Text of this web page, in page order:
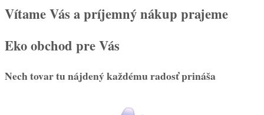
Vítame Vás a príjemný nákup prajeme
Eko obchod pre Vás
Nech tovar tu nájdený každému radosť prináša